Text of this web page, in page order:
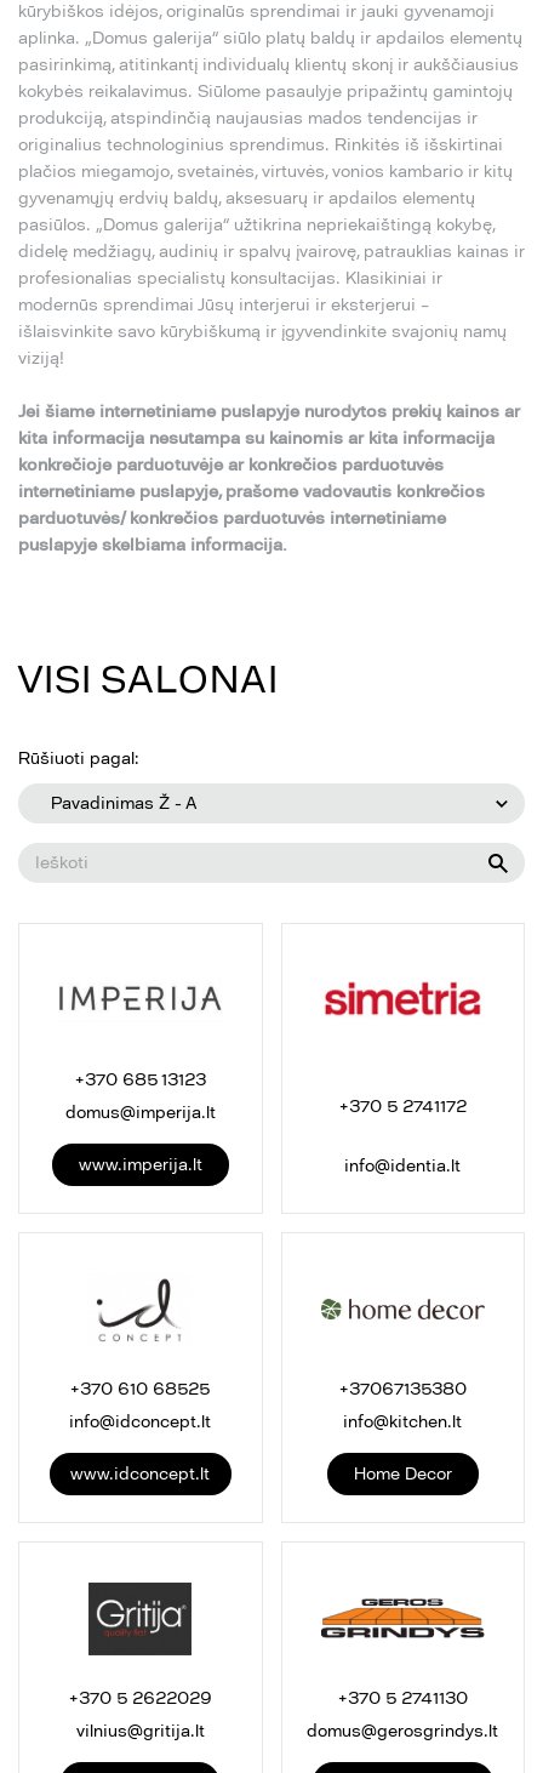
kūrybiškos idėjos, originalūs sprendimai ir jauki gyvenamoji
aplinka. „Domus galerija“ siūlo platų baldų ir apdailos elementų
pasirinkimą, atitinkantį individualų klientų skonį ir aukščiausius
kokybės reikalavimus. Siūlome pasaulyje pripažintų gamintojų
produkciją, atspindinčią naujausias mados tendencijas ir
originalius technologinius sprendimus. Rinkitės iš išskirtinai
plačios miegamojo, svetainės, virtuvės, vonios kambario ir kitų
gyvenamųjų erdvių baldų, aksesuarų ir apdailos elementų
pasiūlos. „Domus galerija“ užtikrina nepriekaištingą kokybę,
didelę medžiagų, audinių ir spalvų įvairovę, patrauklias kainas ir
profesionalias specialistų konsultacijas. Klasikiniai ir
modernūs sprendimai Jūsų interjerui ir eksterjerui –
išlaisvinkite savo kūrybiškumą ir įgyvendinkite svajonių namų
viziją!
Jei šiame internetiniame puslapyje nurodytos prekių kainos ar
kita informacija nesutampa su kainomis ar kita informacija
konkrečioje parduotuvėje ar konkrečios parduotuvės
internetiniame puslapyje, prašome vadovautis konkrečios
parduotuvės/ konkrečios parduotuvės internetiniame
puslapyje skelbiama informacija.
VISI SALONAI
Rūšiuoti pagal:
Pavadinimas Ž - A
+370 685 13123
domus@imperija.lt
www.imperija.lt
+370 5 2741172
info@identia.lt
+370 610 68525
info@idconcept.lt
www.idconcept.lt
+37067135380
info@kitchen.lt
Home Decor
+370 5 2622029
vilnius@gritija.lt
+370 5 2741130
domus@gerosgrindys.lt